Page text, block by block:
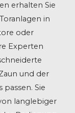
erhalten Sie
in
oder
Experten
und der
passen. Sie
langlebiger